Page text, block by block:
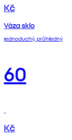
Kč
Váza sklo
jednoduchý, průhledný
60
Kč